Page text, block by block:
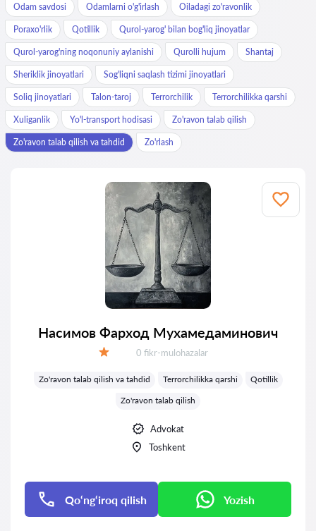
Odam savdosi Odamlarni o'g'irlash Oiladagi zo'ravonlik
Poraxo'rlik Qotillik Qurol-yarog' bilan bog'liq jinoyatlar
Qurol-yarog'ning noqonuniy aylanishi Qurolli hujum Shantaj
Sheriklik jinoyatlari Sog'liqni saqlash tizimi jinoyatlari
Soliq jinoyatlari Talon-taroj Terrorchilik Terrorchilikka qarshi
Xuliganlik Yo'l-transport hodisasi Zo'ravon talab qilish
Zo'ravon talab qilish va tahdid Zo'rlash
Насимов Фарход Мухамедаминович
Fikrlar:
0 fikr-mulohazalar
Zo'ravon talab qilish va tahdid Terrorchilikka qarshi
Qotillik
Zo'ravon talab qilish
Advokat
Toshkent
Qo‘ng‘iroq qilish Yozish